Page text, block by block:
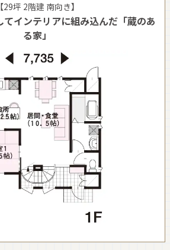
【29坪 2階建 南向き】
インテリアに組み込んだ「蔵のあ
る家」